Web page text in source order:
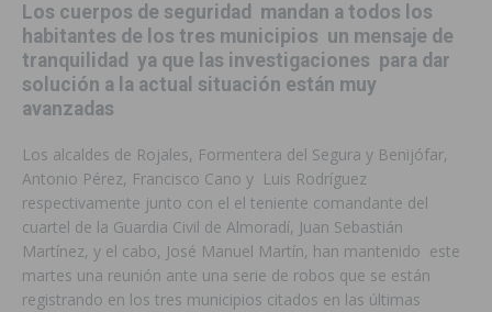
Los cuerpos de seguridad mandan a todos los
habitantes de los tres municipios un mensaje de
tranquilidad ya que las investigaciones para dar
solución a la actual situación están muy
avanzadas
Los alcaldes de Rojales, Formentera del Segura y Benijófar,
Antonio Pérez, Francisco Cano y Luis Rodríguez
respectivamente junto con el el teniente comandante del
cuartel de la Guardia Civil de Almoradí, Juan Sebastián
Martínez, y el cabo, José Manuel Martín, han mantenido este
martes una reunión ante una serie de robos que se están
registrando en los tres municipios citados en las últimas